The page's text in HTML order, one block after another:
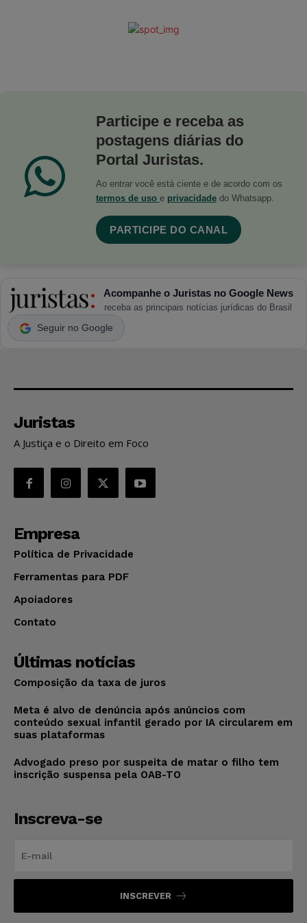
Participe e receba as
postagens diárias do
Portal Juristas.
Ao entrar você está ciente e de acordo com os
termos de uso e privacidade do Whatsapp.
PARTICIPE DO CANAL
Acompanhe o Juristas no Google News
receba as principais notícias jurídicas do Brasil
Seguir no Google
Juristas
A Justiça e o Direito em Foco
Empresa
Política de Privacidade
Ferramentas para PDF
Apoiadores
Contato
Últimas notícias
Composição da taxa de juros
Meta é alvo de denúncia após anúncios com
conteúdo sexual infantil gerado por IA circularem em
suas plataformas
Advogado preso por suspeita de matar o filho tem
inscrição suspensa pela OAB-TO
Inscreva-se
INSCREVER